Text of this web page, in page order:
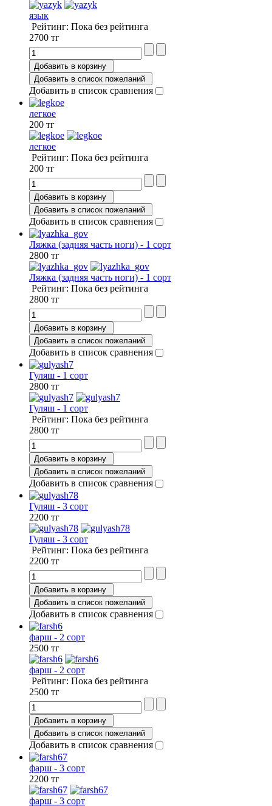
язык
Рейтинг: Пока без рейтинга
2700 тг
Добавить в корзину
Добавить в список пожеланий
Добавить в список сравнения
легкое
200 тг
легкое
Рейтинг: Пока без рейтинга
200 тг
Добавить в корзину
Добавить в список пожеланий
Добавить в список сравнения
Ляжка (задняя часть ноги) - 1 сорт
2800 тг
Ляжка (задняя часть ноги) - 1 сорт
Рейтинг: Пока без рейтинга
2800 тг
Добавить в корзину
Добавить в список пожеланий
Добавить в список сравнения
Гуляш - 1 сорт
2800 тг
Гуляш - 1 сорт
Рейтинг: Пока без рейтинга
2800 тг
Добавить в корзину
Добавить в список пожеланий
Добавить в список сравнения
Гуляш - 3 сорт
2200 тг
Гуляш - 3 сорт
Рейтинг: Пока без рейтинга
2200 тг
Добавить в корзину
Добавить в список пожеланий
Добавить в список сравнения
фарш - 2 сорт
2500 тг
фарш - 2 сорт
Рейтинг: Пока без рейтинга
2500 тг
Добавить в корзину
Добавить в список пожеланий
Добавить в список сравнения
фарш - 3 сорт
2200 тг
фарш - 3 сорт